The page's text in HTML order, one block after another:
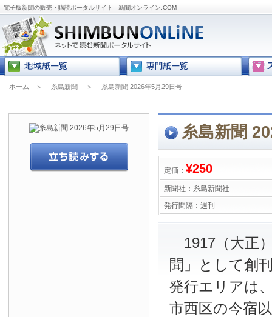
電子版新聞の販売・購読ポータルサイト - 新聞オンライン.COM
ホーム ＞ 糸島新聞 ＞ 糸島新聞 2026年5月29日号
糸島新聞
定価： ¥250
新聞社： 糸島新聞社
発行間隔： 週刊
1917 （大正
聞」として創
発行エリアは
市西区の今宿